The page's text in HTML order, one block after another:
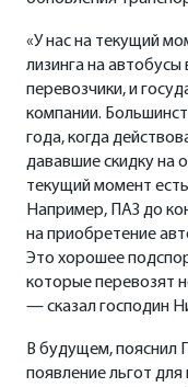
«У нас на текущий
лизинга на
перевозчики, и
компании.
года, когда
дававшие скидку на
текущий момент
Например, ПАЗ до
на приобретение
Это хорошее
которые перевозят
— сказал господин
В будущем, пояснил
появление льгот